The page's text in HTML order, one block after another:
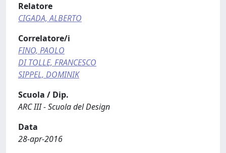
Relatore
CIGADA, ALBERTO
Correlatore/i
FINO, PAOLO
DI TOLLE, FRANCESCO
SIPPEL, DOMINIK
Scuola / Dip.
ARC III - Scuola del Design
Data
28-apr-2016